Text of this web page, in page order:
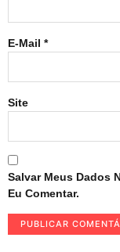
E-Mail *
Site
Salvar Meus Dados
Eu Comentar.